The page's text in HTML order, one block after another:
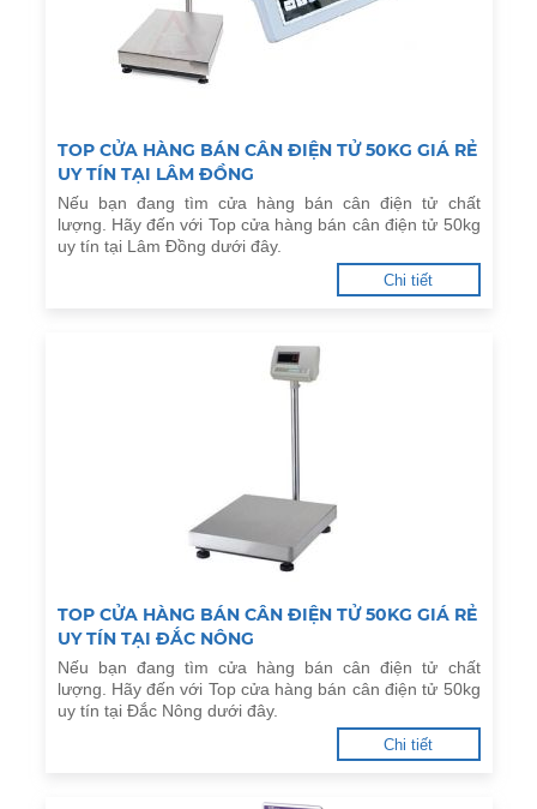
TOP CỬA HÀNG BÁN CÂN ĐIỆN TỬ 50KG GIÁ RẺ
UY TÍN TẠI LÂM ĐỒNG
Nếu bạn đang tìm cửa hàng bán cân điện tử chất
lượng. Hãy đến với Top cửa hàng bán cân điện tử 50kg
uy tín tại Lâm Đồng dưới đây.
Chi tiết
TOP CỬA HÀNG BÁN CÂN ĐIỆN TỬ 50KG GIÁ RẺ
UY TÍN TẠI ĐẮC NÔNG
Nếu bạn đang tìm cửa hàng bán cân điện tử chất
lượng. Hãy đến với Top cửa hàng bán cân điện tử 50kg
uy tín tại Đắc Nông dưới đây.
Chi tiết